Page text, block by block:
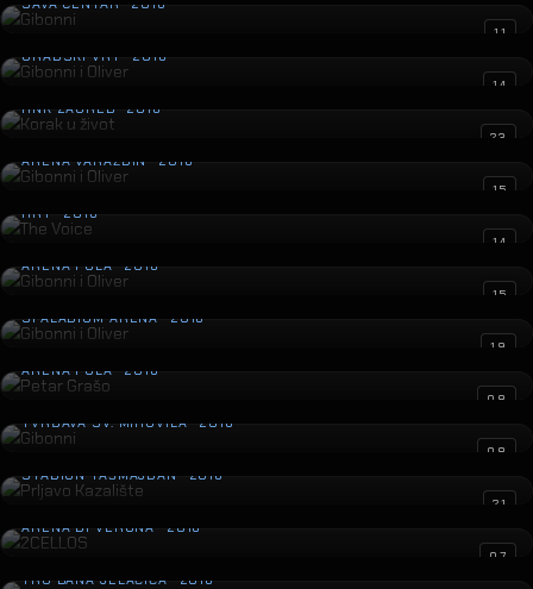
11
Gibonni i Oliver
GRADSKI VRT · 2016
14
Korak u život
HNK ZAGREB · 2016
23
Gibonni i Oliver
ARENA VARAŽDIN · 2016
15
The Voice
HRT · 2016
14
Gibonni i Oliver
ARENA PULA · 2016
15
Gibonni i Oliver
SPALADIUM ARENA · 2016
19
Petar Grašo
ARENA PULA · 2016
08
Gibonni
TVRĐAVA SV. MIHOVILA · 2016
08
Prljavo Kazalište
STADION TAŠMAJDAN · 2016
21
2CELLOS
ARENA DI VERONA · 2016
07
Gibonni i Oliver
TRG BANA JELAČIĆA · 2016